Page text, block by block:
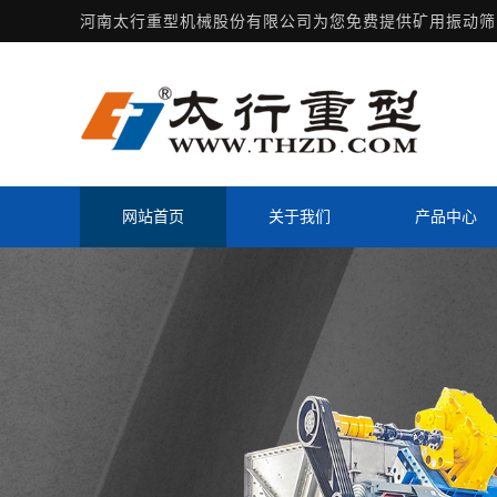
河南太行重型机械股份有限公司为您免费提供矿用振动筛
网站首页 关于我们 产品中心